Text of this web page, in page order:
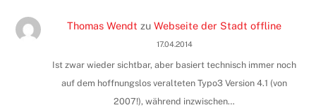
Thomas Wendt zuWebseite der Stadt offline
17.04.2014
Ist zwar wieder sichtbar, aber basiert technisch immer noch
auf dem hoffnungslos veralteten Typo3 Version 4.1 (von
2007!), während inzwischen…